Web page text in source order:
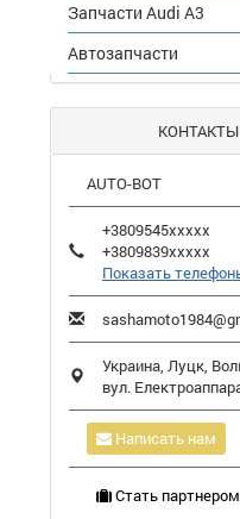
Запчасти Audi A3
Автозапчасти
КОНТАКТЫ
AUTO-BOT
+3809545xxxxx
+3809839xxxxx
Показать
Украина, Луцк,
вул.
Написать нам
Стать партнером